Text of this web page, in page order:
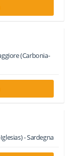
(Carbonia-
-Sardegna